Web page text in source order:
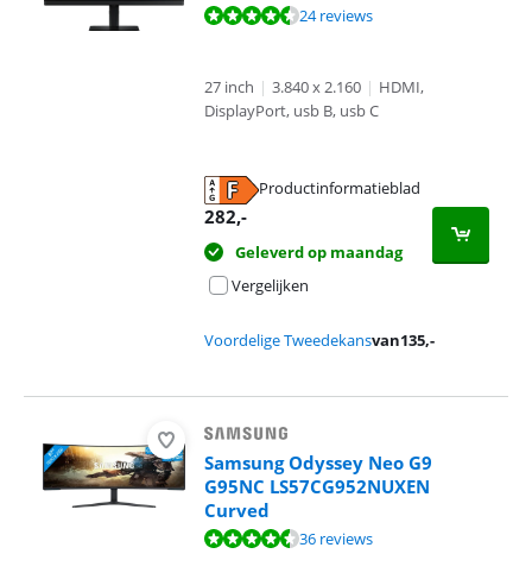
Beoordeling is 9,4 van de 10, gebaseerd op 24 reviews.
24 reviews
27 inch | 3.840 x 2.160 | HDMI,
DisplayPort, usb B, usb C
Productinformatieblad
282,-
Geleverd op maandag
Vergelijken
Voordelige Tweedekansvan135,-
Samsung Odyssey Neo G9
G95NC LS57CG952NUXEN
Curved
Beoordeling is 9,3 van de 10, gebaseerd op 36 reviews.
36 reviews